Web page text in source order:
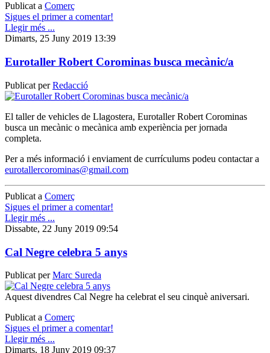
Publicat a Comerç
Sigues el primer a comentar!
Llegir més ...
Dimarts, 25 Juny 2019 13:39
Eurotaller Robert Corominas busca mecànic/a
Publicat perRedacció
El taller de vehicles de Llagostera, Eurotaller Robert Corominas
busca un mecànic o mecànica amb experiència per jornada
completa.
Per a més informació i enviament de currículums podeu contactar a
eurotallercorominas@gmail.com
Publicat a Comerç
Sigues el primer a comentar!
Llegir més ...
Dissabte, 22 Juny 2019 09:54
Cal Negre celebra 5 anys
Publicat perMarc Sureda
Aquest divendres Cal Negre ha celebrat el seu cinquè aniversari.
Publicat a Comerç
Sigues el primer a comentar!
Llegir més ...
Dimarts, 18 Juny 2019 09:37